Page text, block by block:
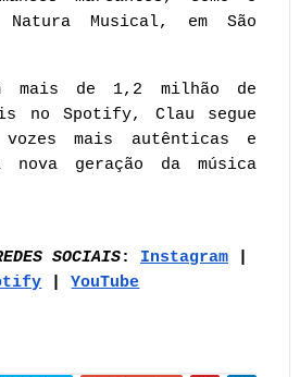
Natura Musical, em São
mais de 1,2 milhão de
no Spotify, Clau segue
vozes mais autênticas e
nova geração da música
SOCIAIS: Instagram
| YouTube